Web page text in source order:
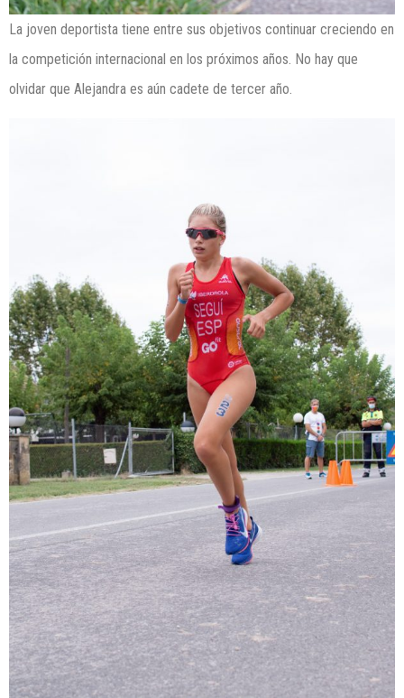
La joven deportista tiene entre sus objetivos continuar creciendo en
la competición internacional en los próximos años. No hay que
olvidar que Alejandra es aún cadete de tercer año.